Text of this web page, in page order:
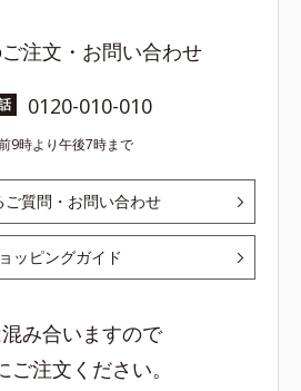
注文・お問い合わせ
0120-010-010
9時より午後7時まで
ご質問・お問い合わせ
ッピングガイド
み合いますので
ご注文ください。